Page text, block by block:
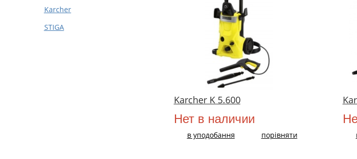
Karcher
STIGA
Karcher K 5.600
Нет в наличии
в уподобання порівняти